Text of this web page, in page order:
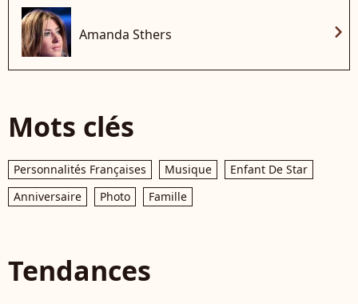
Amanda Sthers chevron_right
Mots clés
Personnalités Françaises Musique
Enfant De Star
Anniversaire
Photo Famille
Tendances